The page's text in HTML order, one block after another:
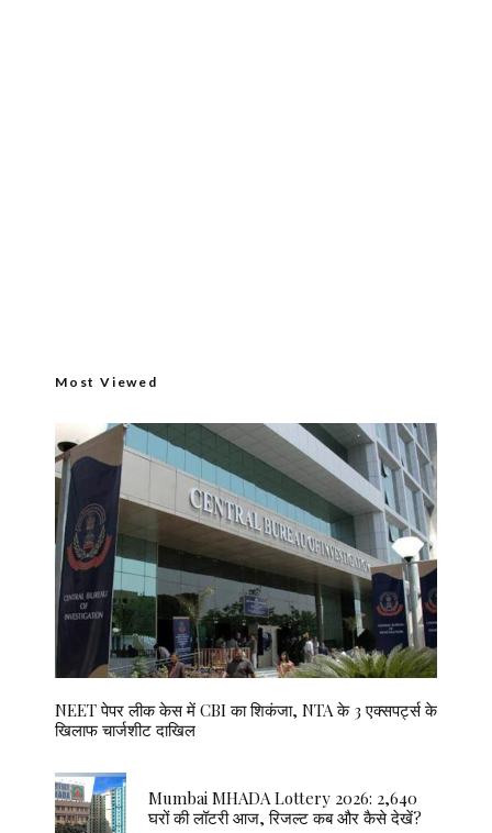
Most Viewed
NEET पेपर लीक केस में CBI का शिकंजा, NTA के 3 एक्सपर्ट्स के
खिलाफ चार्जशीट दाखिल
Mumbai MHADA Lottery 2026: 2,640
घरों की लॉटरी आज, रिजल्ट कब और कैसे देखें?